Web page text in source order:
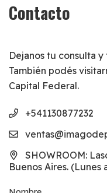
Contacto
Dejanos tu consulta
También podés
Capital Federal.
+541130877232
SHOWROOM:
Buenos Aires. (Lunes